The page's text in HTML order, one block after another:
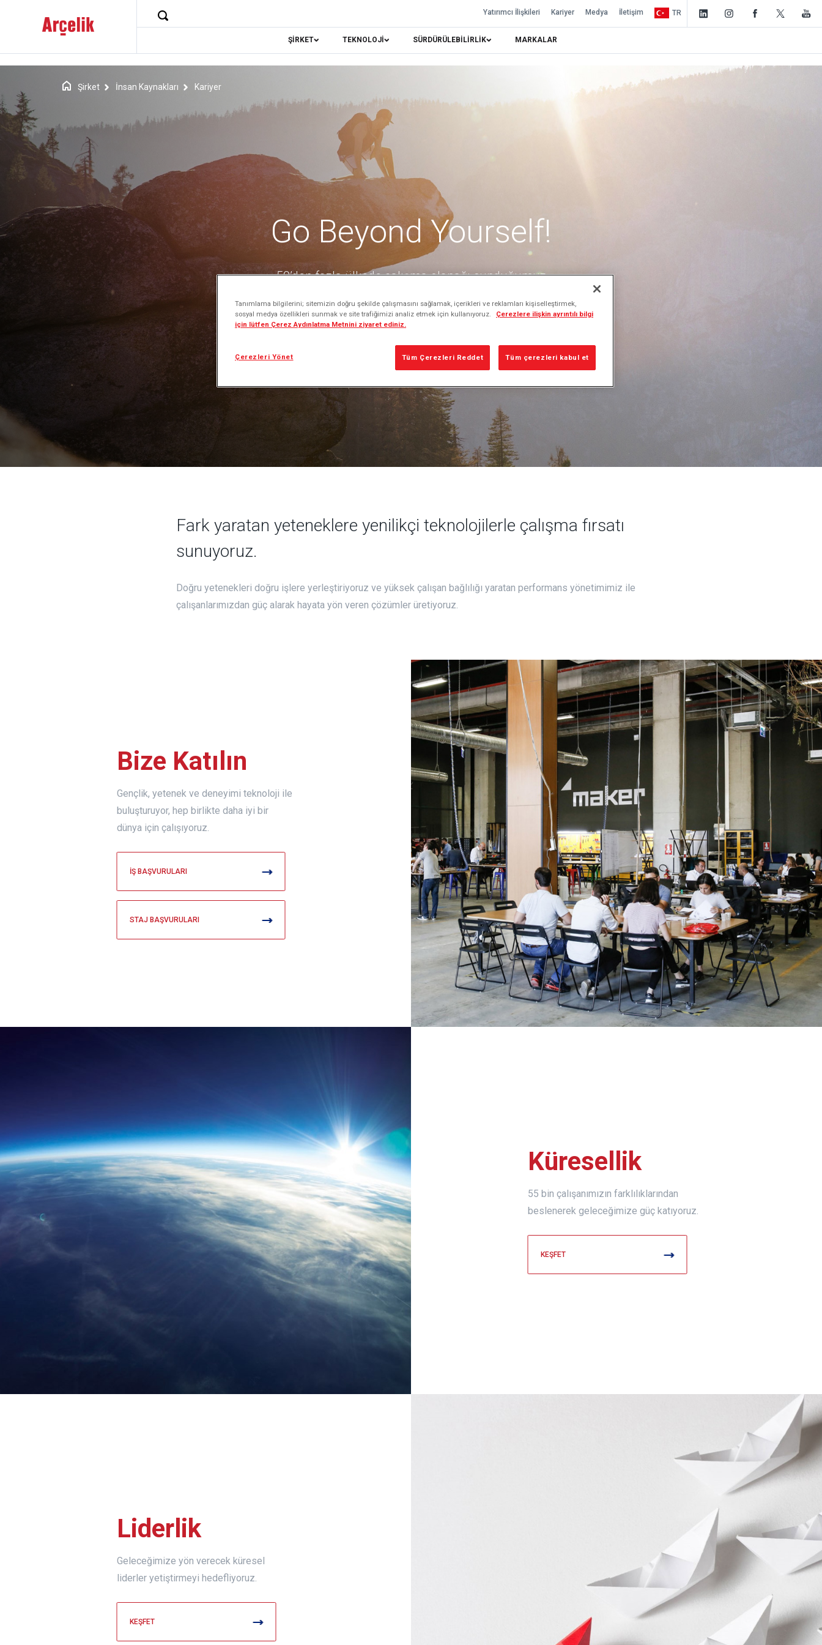
Yatırımcı İlişkileri Kariyer Medya İletişim TR
ŞİRKET TEKNOLOJİ SÜRDÜRÜLEBİLİRLİK MARKALAR
Şirket İnsan Kaynakları Kariyer
Go Beyond Yourself!
50’den fazla ülkede çalışma olanağı sunduğumuz
geleceğe yön veren bir dünya şirketiyiz.
Fark yaratan yeteneklere yenilikçi teknolojilerle çalışma fırsatı
sunuyoruz.
Doğru yetenekleri doğru işlere yerleştiriyoruz ve yüksek çalışan bağlılığı yaratan performans yönetimimiz ile
çalışanlarımızdan güç alarak hayata yön veren çözümler üretiyoruz.
Bize Katılın
Gençlik, yetenek ve deneyimi teknoloji ile
buluşturuyor, hep birlikte daha iyi bir
dünya için çalışıyoruz.
İŞ BAŞVURULARI
STAJ BAŞVURULARI
Küresellik
55 bin çalışanımızın farklılıklarından
beslenerek geleceğimize güç katıyoruz.
KEŞFET
Liderlik
Geleceğimize yön verecek küresel
liderler yetiştirmeyi hedefliyoruz.
KEŞFET
Tanımlama bilgilerini; sitemizin doğru şekilde çalışmasını sağlamak, içerikleri ve reklamları kişiselleştirmek,
sosyal medya özellikleri sunmak ve site trafiğimizi analiz etmek için kullanıyoruz.
Çerezlere ilişkin ayrıntılı bilgi
için lütfen Çerez Aydınlatma Metnini ziyaret ediniz.
Tüm Çerezleri Reddet Tüm çerezleri kabul et
Çerezleri Yönet